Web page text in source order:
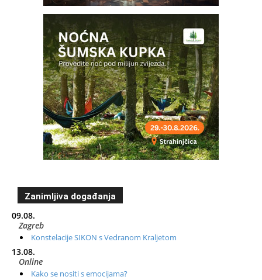
Zanimljiva događanja
09.08.
Zagreb
Konstelacije SIKON s Vedranom Kraljetom
13.08.
Online
Kako se nositi s emocijama?